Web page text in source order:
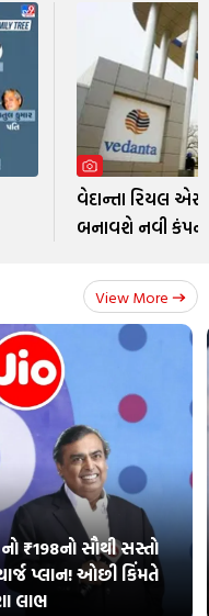
વેદાન્તા રિયલ
બનાવશે નવી
View More
₹198નો સૌથી સસ્તો
પ્લાન! ઓછી કિંમતે
લાભ